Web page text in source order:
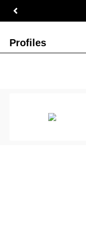
Profiles